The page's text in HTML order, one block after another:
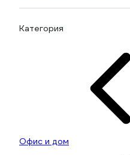
Категория
Офис и дом